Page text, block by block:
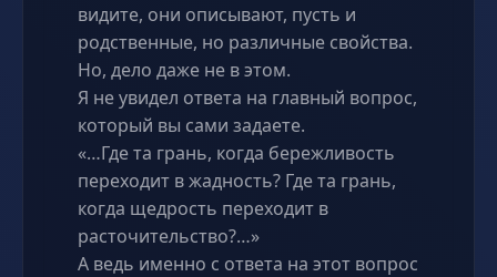
видите, они описывают, пусть и
родственные, но различные свойства.
Но, дело даже не в этом.
Я не увидел ответа на главный вопрос,
который вы сами задаете.
«…Где та грань, когда бережливость
переходит в жадность? Где та грань,
когда щедрость переходит в
расточительство?…»
А ведь именно с ответа на этот вопрос